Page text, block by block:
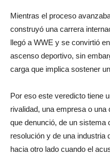
Mientras el proceso
construyó una carrera
llegó a WWE y se convirtió
ascenso deportivo, sin
carga que implica sostener
Por eso este veredicto tiene
rivalidad, una empresa o
que denunció, de un sistema
resolución y de una
hacia otro lado cuando el